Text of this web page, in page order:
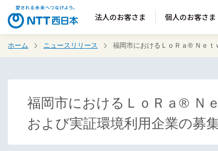
法人のお客さま 個人のお客さま
ホーム ニュースリリース 福岡市におけるＬｏＲａ® Ｎｅｔ
福岡市におけるＬｏＲａ® Ｎ
および実証環境利用企業の募